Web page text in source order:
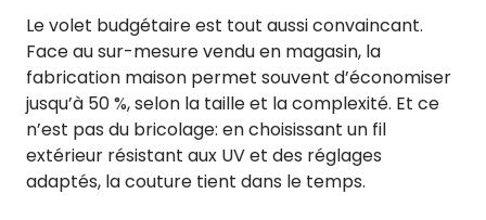
Le volet budgétaire est tout aussi convaincant.
Face au sur-mesure vendu en magasin, la
fabrication maison permet souvent d’économiser
jusqu’à 50 %, selon la taille et la complexité. Et ce
n’est pas du bricolage: en choisissant un fil
extérieur résistant aux UV et des réglages
adaptés, la couture tient dans le temps.